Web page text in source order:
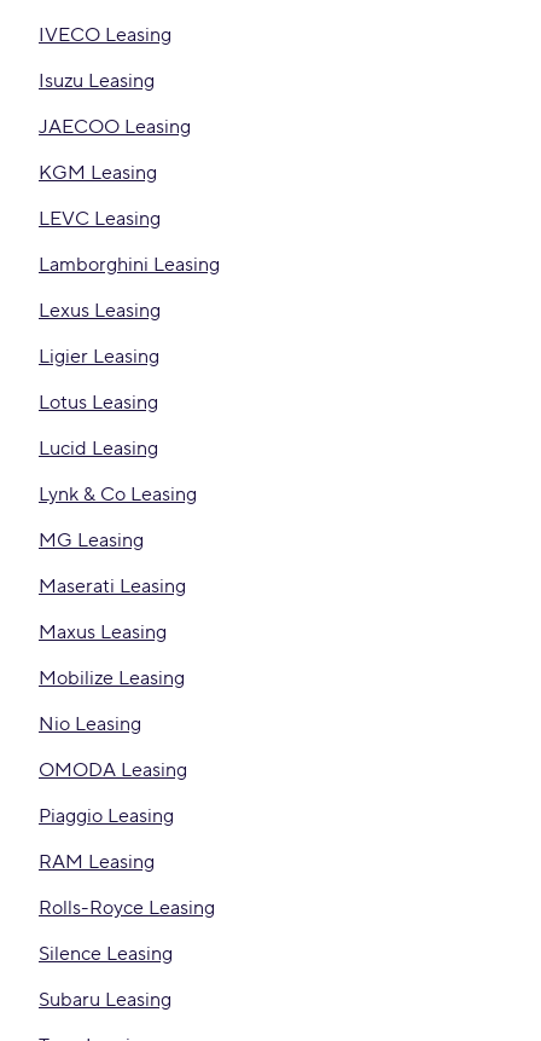
IVECO Leasing
Isuzu Leasing
JAECOO Leasing
KGM Leasing
LEVC Leasing
Lamborghini Leasing
Lexus Leasing
Ligier Leasing
Lotus Leasing
Lucid Leasing
Lynk & Co Leasing
MG Leasing
Maserati Leasing
Maxus Leasing
Mobilize Leasing
Nio Leasing
OMODA Leasing
Piaggio Leasing
RAM Leasing
Rolls-Royce Leasing
Silence Leasing
Subaru Leasing